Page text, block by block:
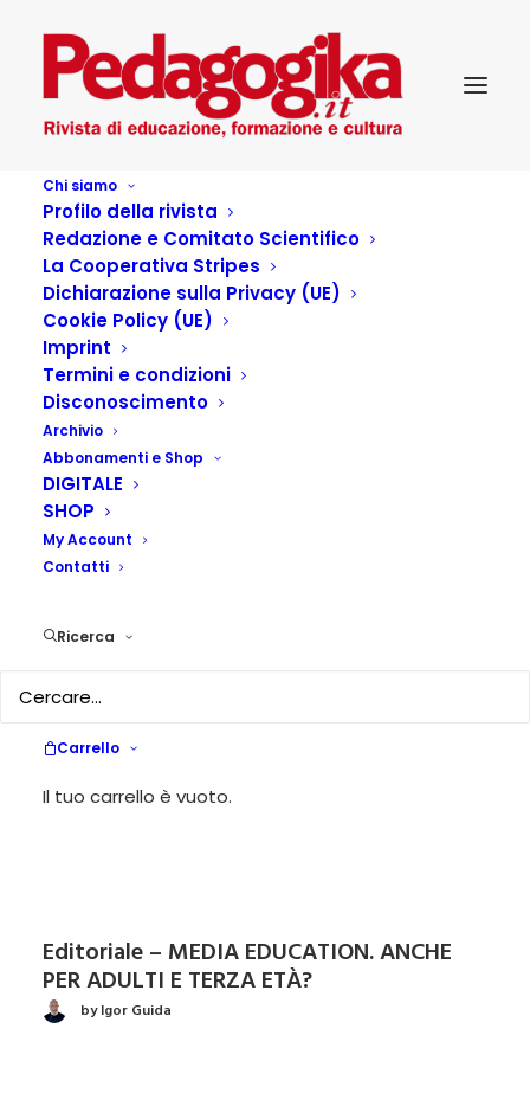
Chi siamo
Profilo della rivista
Redazione e Comitato Scientifico
La Cooperativa Stripes
Dichiarazione sulla Privacy (UE)
Cookie Policy (UE)
Imprint
Termini e condizioni
Disconoscimento
Archivio
Abbonamenti e Shop
DIGITALE
SHOP
My Account
Contatti
Ricerca
Carrello
Il tuo carrello è vuoto.
Editoriale
Articoli dell'autore
Per un futuro
by Maria Piacente
by Maria Piacente
UN NUOVO INIZIO (editoriale)
Editoriale – MEDIA EDUCATION. ANCHE
PER ADULTI E TERZA ETÀ?
by Igor Guida